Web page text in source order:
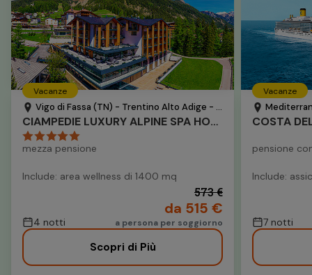
Vacanze
Vigo di Fassa (TN) - Trentino Alto Adige - Italia
CIAMPEDIE LUXURY ALPINE SPA HOTEL
mezza pensione
Include: area wellness di 1400 mq
4 notti
573 €
da 515 €
a persona per soggiorno
Scopri di Più
Vacanze
COSTA
pensione
Include:
7 notti